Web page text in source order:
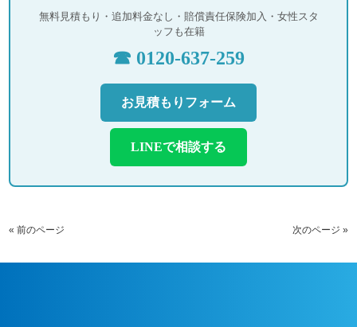
無料見積もり・追加料金なし・賠償責任保険加入・女性スタ
ッフも在籍
☎ 0120-637-259
お見積もりフォーム
LINEで相談する
« 前のページ 次のページ »